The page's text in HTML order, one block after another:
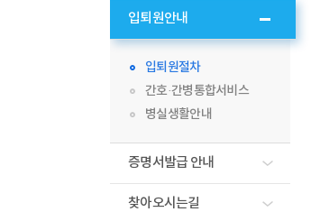
입퇴원안내
입퇴원절차
간호·간병통합서비스
병실생활안내
증명서발급 안내
찾아오시는길